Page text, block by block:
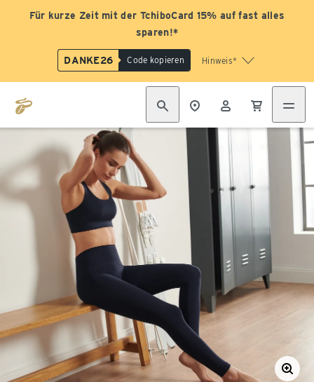
Für kurze Zeit mit der TchiboCard 15% auf fast alles
sparen!*
DANKE26 Code kopieren Hinweis*